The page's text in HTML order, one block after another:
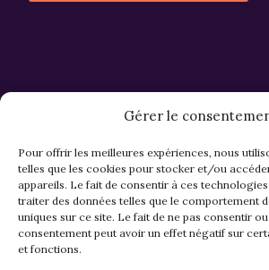
Gérer le
Pour offrir les meilleures expériences, nous
telles que les cookies pour stocker et/ou
appareils. Le fait de consentir à ces
traiter des données telles que le comportement
uniques sur ce site. Le fait de ne pas consentir
consentement peut avoir un effet négatif sur
et fonctions.
CGV et Retours